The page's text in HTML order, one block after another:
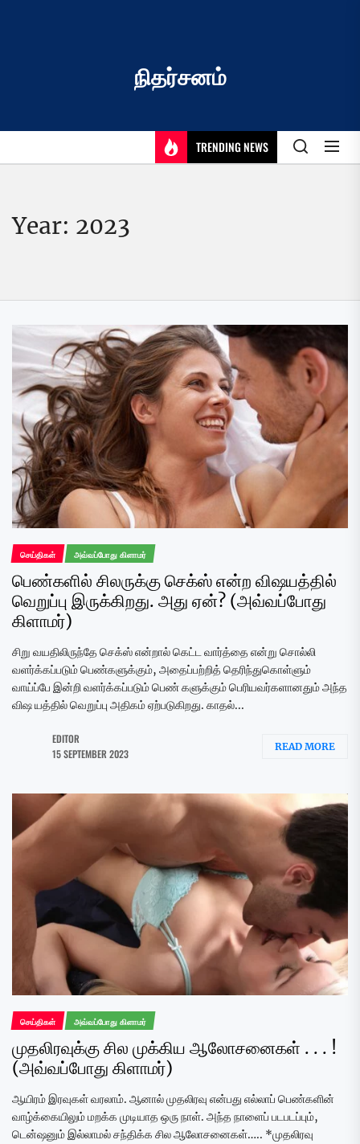
நிதர்சனம்
TRENDING NEWS
Year: 2023
செய்திகள் அவ்வப்போது கிளாமர்
பெண்களில் சிலருக்கு செக்ஸ் என்ற விஷயத்தில்
வெறுப்பு இருக்கிறது. அது ஏன்? (அவ்வப்போது
கிளாமர்)
சிறு வயதிலிருந்தே செக்ஸ் என்றால் கெட்ட வார்த்தை என்று சொல்லி
வளர்க்கப்படும் பெண்களுக்கும், அதைப்பற்றித் தெரிந்துகொள்ளும்
வாய்ப்பே இன்றி வளர்க்கப்படும் பெண் களுக்கும் பெரியவர்களானதும் அந்த
விஷ யத்தில் வெறுப்பு அதிகம் ஏற்படுகிறது. காதல்...
EDITOR
15 SEPTEMBER 2023
READ MORE
செய்திகள் அவ்வப்போது கிளாமர்
முதலிரவுக்கு சில முக்கிய ஆலோசனைகள் . . . !
(அவ்வப்போது கிளாமர்)
ஆயிரம் இரவுகள் வரலாம். ஆனால் முதலிரவு என்பது எல்லாப் பெண்களின்
வாழ்க்கையிலும் மறக்க முடியாத ஒரு நாள். அந்த நாளைப் படபடப்பும்,
டென்ஷனும் இல்லாமல் சந்திக்க சில ஆலோசனைகள்….. *முதலிரவு